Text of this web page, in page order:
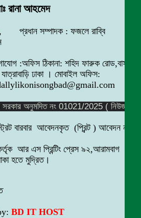
রানা আহমেদ
প্রধান সম্পাদক : ফজলে রাব্বি
:অফিস ঠিকানা: শহিদ ফারুক রোড,বাসা
ঢাকা । মোবাইল অফিস:
সরকার অনুমদিত নং 01021/2025 ( নিউজ
বারবার আবেদনকৃত (প্রিন্ট ) আবেদন নং
আর এস প্রিন্টিং প্রেস ৯২,আরামবাগ
হতে মুদ্রিত।
BD IT HOST